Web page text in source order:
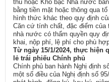
thu hoặc Kho bạc Nhà nước
bằng tiền mặt hoặc thông qua
hình thức khác theo quy định
Căn cứ tính chất, đặc điểm
nhà nước có thẩm quyền quy
khai, nộp phí, lệ phí cho phù
Từ ngày 15/1/2024, thực hiện
lẻ trái phiếu Chính phủ
Chính phủ ban hành Nghị định
một số điều của Nghị định số